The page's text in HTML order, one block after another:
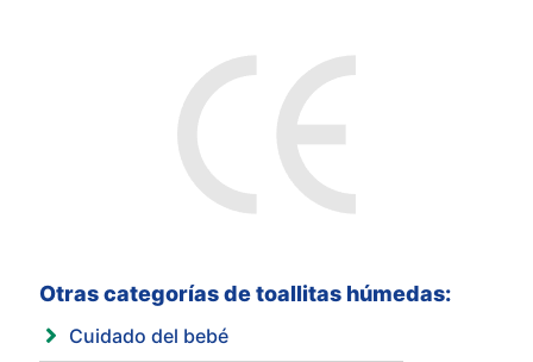
Otras categorías de toallitas húmedas:
Cuidado del bebé